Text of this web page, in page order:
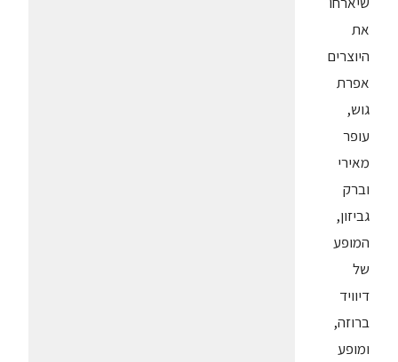
את
היוצרים
אפרת
גוש,
עופר
מאירי
וברק
גביזון,
המופע
של
דיוויד
ברוזה,
ומופע